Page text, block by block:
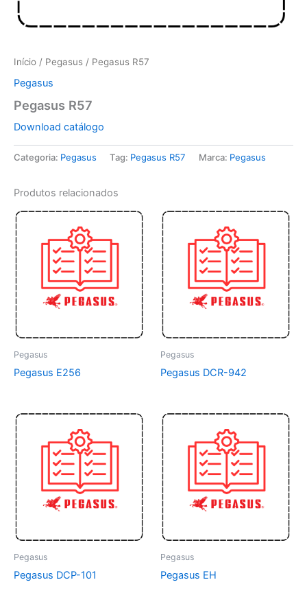
Início / Pegasus / Pegasus R57
Pegasus
Pegasus R57
Download catálogo
Categoria: Pegasus Tag: Pegasus R57 Marca: Pegasus
Produtos relacionados
Pegasus
Pegasus E256
Pegasus
Pegasus DCR-942
Pegasus
Pegasus DCP-101
Pegasus
Pegasus EH